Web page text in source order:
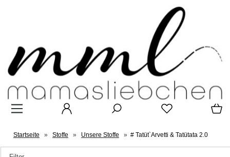
Startseite » Stoffe » Unsere Stoffe » # Tatüt`Arvetti & Tatütata 2.0